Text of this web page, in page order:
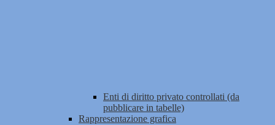
Enti di diritto privato controllati (da
pubblicare in tabelle)
Rappresentazione grafica